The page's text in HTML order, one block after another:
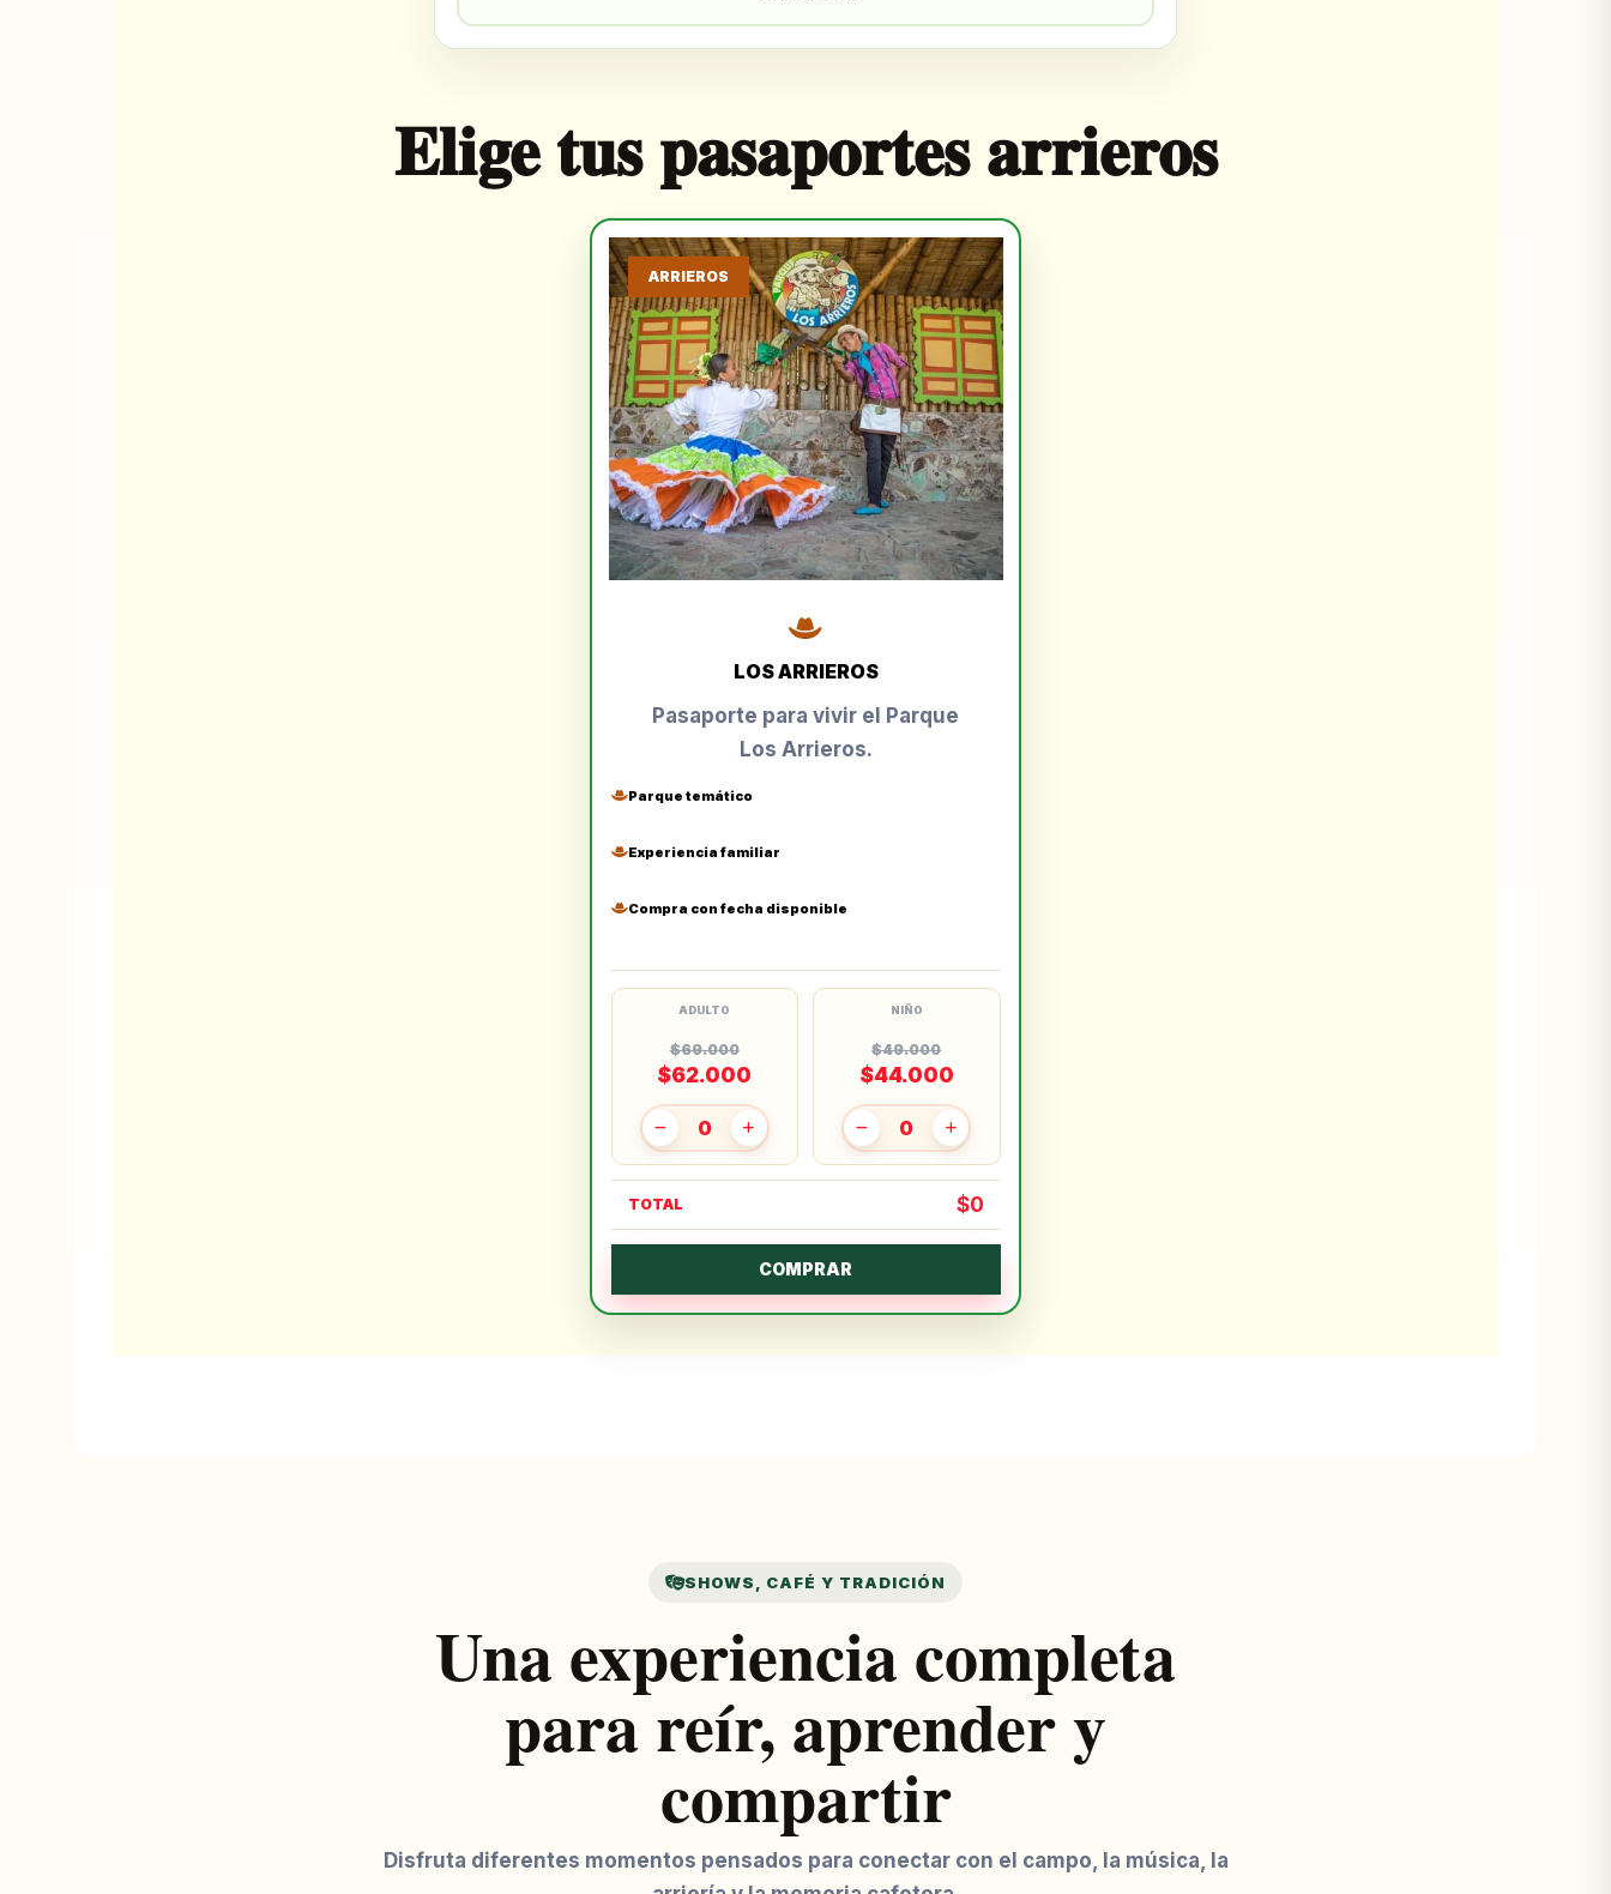
Elige tus pasaportes arrieros
ARRIEROS
LOS ARRIEROS
Pasaporte para vivir el Parque
Los Arrieros.
Parque temático
Experiencia familiar
Compra con fecha disponible
ADULTO
$69.000
$62.000
0
NIÑO
$49.000
$44.000
0
TOTAL $0
COMPRAR
SHOWS, CAFÉ Y TRADICIÓN
Una experiencia completa
para reír, aprender y
compartir
Disfruta diferentes momentos pensados para conectar con el campo, la música, la